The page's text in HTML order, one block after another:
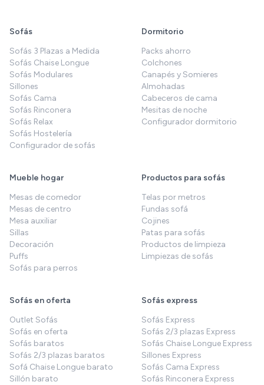
Sofás
Sofás 3 Plazas a Medida
Sofás Chaise Longue
Sofás Modulares
Sillones
Sofás Cama
Sofás Rinconera
Sofás Relax
Sofás Hostelería
Configurador de sofás
Dormitorio
Packs ahorro
Colchones
Canapés y Somieres
Almohadas
Cabeceros de cama
Mesitas de noche
Configurador dormitorio
Mueble hogar
Mesas de comedor
Mesas de centro
Mesa auxiliar
Sillas
Decoración
Puffs
Sofás para perros
Productos para sofás
Telas por metros
Fundas sofá
Cojines
Patas para sofás
Productos de limpieza
Limpiezas de sofás
Sofás en oferta
Outlet Sofás
Sofás en oferta
Sofás baratos
Sofás 2/3 plazas baratos
Sofá Chaise Longue barato
Sillón barato
Sofás express
Sofás Express
Sofás 2/3 plazas Express
Sofás Chaise Longue Express
Sillones Express
Sofás Cama Express
Sofás Rinconera Express